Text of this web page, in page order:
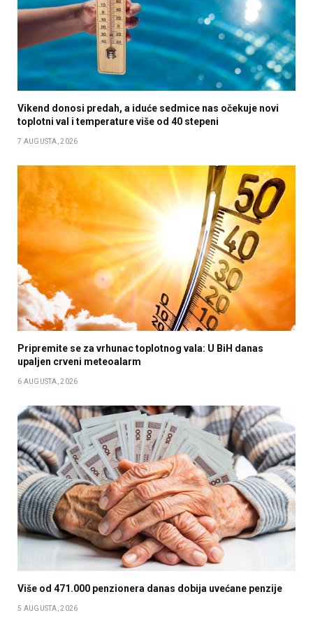
Vikend donosi predah, a iduće sedmice nas očekuje novi
toplotni val i temperature više od 40 stepeni
7 AUGUSTA, 2026
Pripremite se za vrhunac toplotnog vala: U BiH danas
upaljen crveni meteoalarm
6 AUGUSTA, 2026
Više od 471.000 penzionera danas dobija uvećane penzije
5 AUGUSTA, 2026